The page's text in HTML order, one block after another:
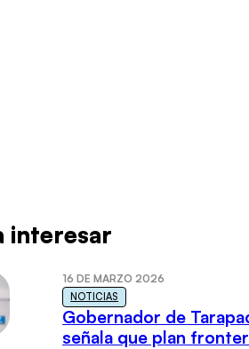
interesar
16 DE MARZO 2026
NOTICIAS
Gobernador de
señala que plan